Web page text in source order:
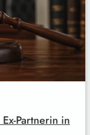
Partnerin in